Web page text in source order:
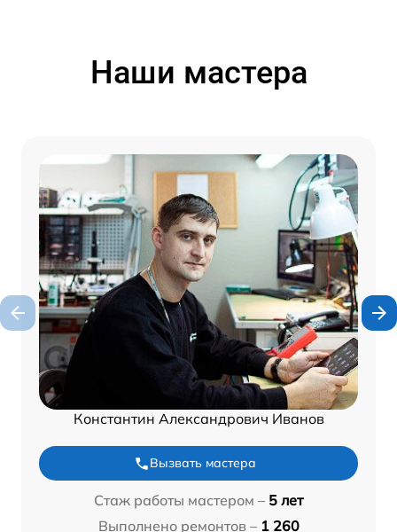
Наши мастера
Константин Александрович Иванов
Вызвать мастера
Стаж работы мастером – 5 лет
Выполнено ремонтов – 1 260